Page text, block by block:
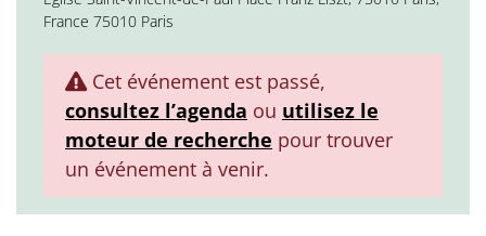
France 75010 Paris
Cet événement est passé,
consultez l’agenda ou utilisez le
moteur de recherche pour trouver
un événement à venir.